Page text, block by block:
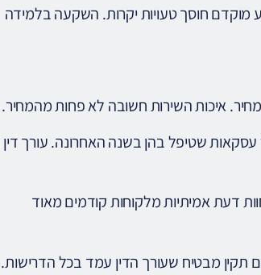
מוקדם חוסך טעויות יקרות. השקעה בלמידה
איכות השירות חשובה לא פחות מהמחיר.
שטיפל בהן בשנה האחרונה. עורך דין
דעת אמיתיות מלקוחות קודמים מאוד
תקין מבטיח שעורך הדין עמד בכל הדרישות.